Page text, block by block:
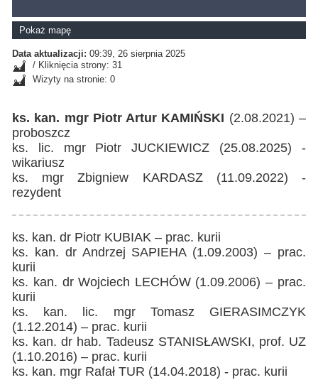
Pokaż mapę
Data aktualizacji: 09:39, 26 sierpnia 2025
/ Kliknięcia strony: 31
Wizyty na stronie: 0
ks. kan. mgr Piotr Artur KAMIŃSKI (2.08.2021) –
proboszcz
ks. lic. mgr Piotr JUCKIEWICZ (25.08.2025) -
wikariusz
ks. mgr Zbigniew KARDASZ (11.09.2022) -
rezydent
ks. kan. dr Piotr KUBIAK – prac. kurii
ks. kan. dr Andrzej SAPIEHA (1.09.2003) – prac.
kurii
ks. kan. dr Wojciech LECHÓW (1.09.2006) – prac.
kurii
ks. kan. lic. mgr Tomasz GIERASIMCZYK
(1.12.2014) – prac. kurii
ks. kan. dr hab. Tadeusz STANISŁAWSKI, prof. UZ
(1.10.2016) – prac. kurii
ks. kan. mgr Rafał TUR (14.04.2018) - prac. kurii